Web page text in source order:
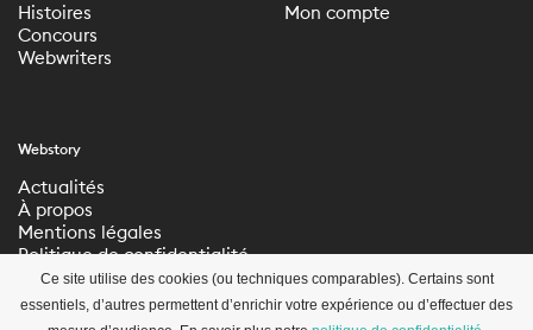
Histoires
Concours
Webwriters
Mon compte
Webstory
Actualités
À propos
Mentions légales
Politique de confidentialité
Paramètres de
confidentialité
Ce site utilise des cookies (ou techniques comparables). Certains sont
essentiels, d’autres permettent d’enrichir votre expérience ou d’effectuer des